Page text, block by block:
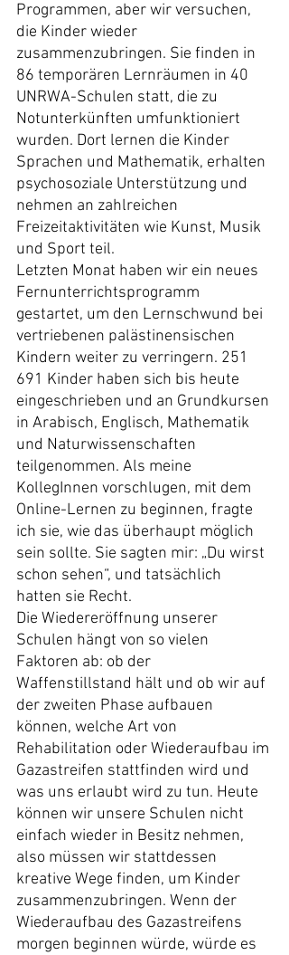
Programmen, aber wir versuchen,
die Kinder wieder
zusammenzubringen. Sie finden in
86 temporären Lernräumen in 40
UNRWA-Schulen statt, die zu
Notunterkünften umfunktioniert
wurden. Dort lernen die Kinder
Sprachen und Mathematik, erhalten
psychosoziale Unterstützung und
nehmen an zahlreichen
Freizeitaktivitäten wie Kunst, Musik
und Sport teil.
Letzten Monat haben wir ein neues
Fernunterrichtsprogramm
gestartet, um den Lernschwund bei
vertriebenen palästinensischen
Kindern weiter zu verringern. 251
691 Kinder haben sich bis heute
eingeschrieben und an Grundkursen
in Arabisch, Englisch, Mathematik
und Naturwissenschaften
teilgenommen. Als meine
KollegInnen vorschlugen, mit dem
Online-Lernen zu beginnen, fragte
ich sie, wie das überhaupt möglich
sein sollte. Sie sagten mir: „Du wirst
schon sehen“, und tatsächlich
hatten sie Recht.
Die Wiedereröffnung unserer
Schulen hängt von so vielen
Faktoren ab: ob der
Waffenstillstand hält und ob wir auf
der zweiten Phase aufbauen
können, welche Art von
Rehabilitation oder Wiederaufbau im
Gazastreifen stattfinden wird und
was uns erlaubt wird zu tun. Heute
können wir unsere Schulen nicht
einfach wieder in Besitz nehmen,
also müssen wir stattdessen
kreative Wege finden, um Kinder
zusammenzubringen. Wenn der
Wiederaufbau des Gazastreifens
morgen beginnen würde, würde es